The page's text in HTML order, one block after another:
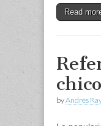
Read
byAndrés